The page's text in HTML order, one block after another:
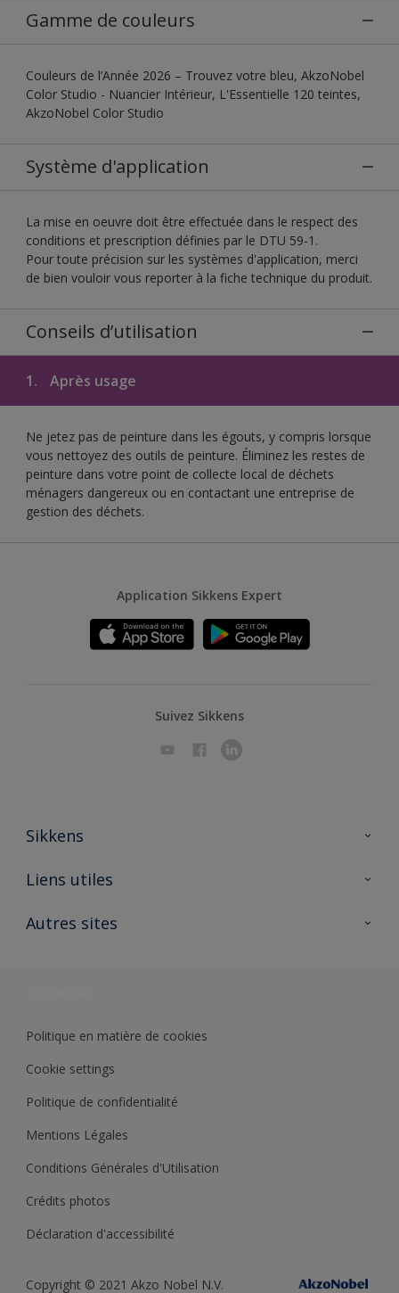
Gamme de couleurs
Couleurs de l’Année 2026 – Trouvez votre bleu, AkzoNobel
Color Studio - Nuancier Intérieur, L'Essentielle 120 teintes,
AkzoNobel Color Studio
Système d'application
La mise en oeuvre doit être effectuée dans le respect des
conditions et prescription définies par le DTU 59-1.
Pour toute précision sur les systèmes d'application, merci
de bien vouloir vous reporter à la fiche technique du produit.
Conseils d’utilisation
1. Après usage
Ne jetez pas de peinture dans les égouts, y compris lorsque
vous nettoyez des outils de peinture. Éliminez les restes de
peinture dans votre point de collecte local de déchets
ménagers dangereux ou en contactant une entreprise de
gestion des déchets.
Application Sikkens Expert
Suivez Sikkens
Sikkens
A propos de Sikkens
Liens utiles
Ouvrir un magasin PASS
Autres sites
Politique en matière de cookies
Cookie settings
Politique de confidentialité
Mentions Légales
Conditions Générales d'Utilisation
Crédits photos
Déclaration d'accessibilité
Copyright © 2021 Akzo Nobel N.V.